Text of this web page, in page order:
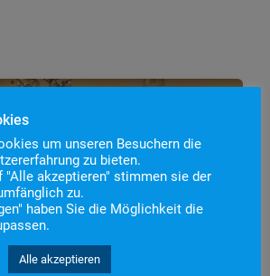
um unseren Besuchern die
zu bieten.
"Alle akzeptieren" stimmen sie der
zu.
haben Sie die Möglichkeit die
Alle akzeptieren